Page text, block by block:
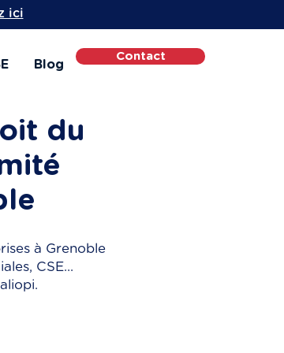
ici
Blog
Contact
du
à Grenoble
CSE...